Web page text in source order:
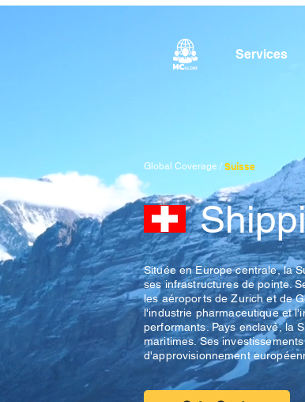
Services
Global Coverage /Suisse
Située en Europe centrale, la
ses infrastructures de pointe.
les aéroports de Zurich et de
l'industrie pharmaceutique et
performants. Pays enclavé, la
maritimes. Ses
d'approvisionnement